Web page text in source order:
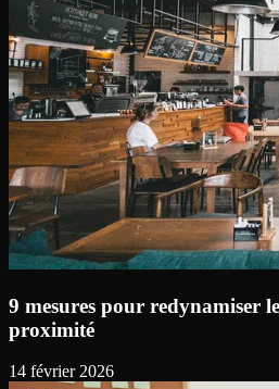
9 mesures pour redynamiser
proximité
14 février 2026